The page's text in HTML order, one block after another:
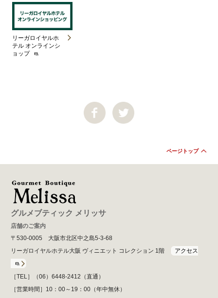
リーガロイヤルホ
テル オンラインシ
ョップ
ページトップ
グルメブティック メリッサ
店舗のご案内
〒530-0005 大阪市北区中之島5-3-68
リーガロイヤルホテル大阪 ヴィニエット コレクション 1階
アクセス
［TEL］（06）6448-2412（直通）
［営業時間］10：00～19：00（年中無休）